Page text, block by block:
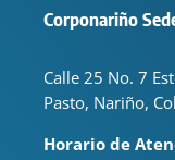
Corponariño
Calle 25 No. 7
Pasto, Nariño,
Horario de